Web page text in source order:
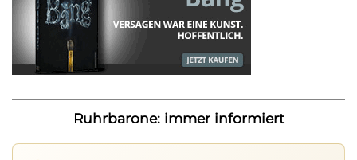
Ruhrbarone: immer informiert